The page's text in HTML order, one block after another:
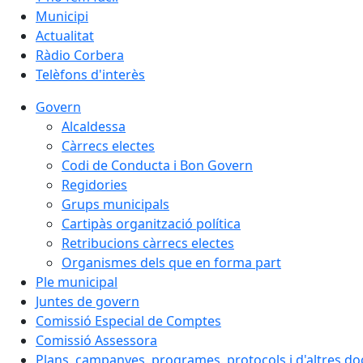
Municipi
Actualitat
Ràdio Corbera
Telèfons d'interès
Govern
Alcaldessa
Càrrecs electes
Codi de Conducta i Bon Govern
Regidories
Grups municipals
Cartipàs organització política
Retribucions càrrecs electes
Organismes dels que en forma part
Ple municipal
Juntes de govern
Comissió Especial de Comptes
Comissió Assessora